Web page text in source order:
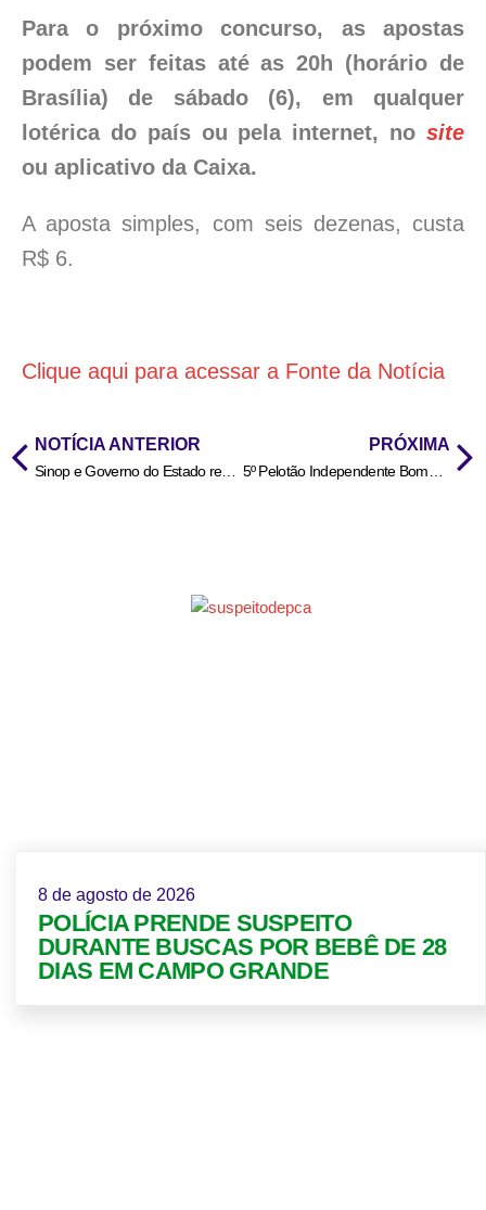
Para o próximo concurso, as apostas
podem ser feitas até as 20h (horário de
Brasília) de sábado (6), em qualquer
lotérica do país ou pela internet, no site
ou aplicativo da Caixa.
A aposta simples, com seis dezenas, custa
R$ 6.
Clique aqui para acessar a Fonte da Notícia
NOTÍCIA ANTERIOR
Sinop e Governo do Estado realizam pesquisa de perfil turístico com os 230 mil visitantes da Exponorte 2026
PRÓXIMA
8 de agosto de 2026
POLÍCIA PRENDE SUSPEITO
DURANTE BUSCAS POR BEBÊ DE 28
DIAS EM CAMPO GRANDE